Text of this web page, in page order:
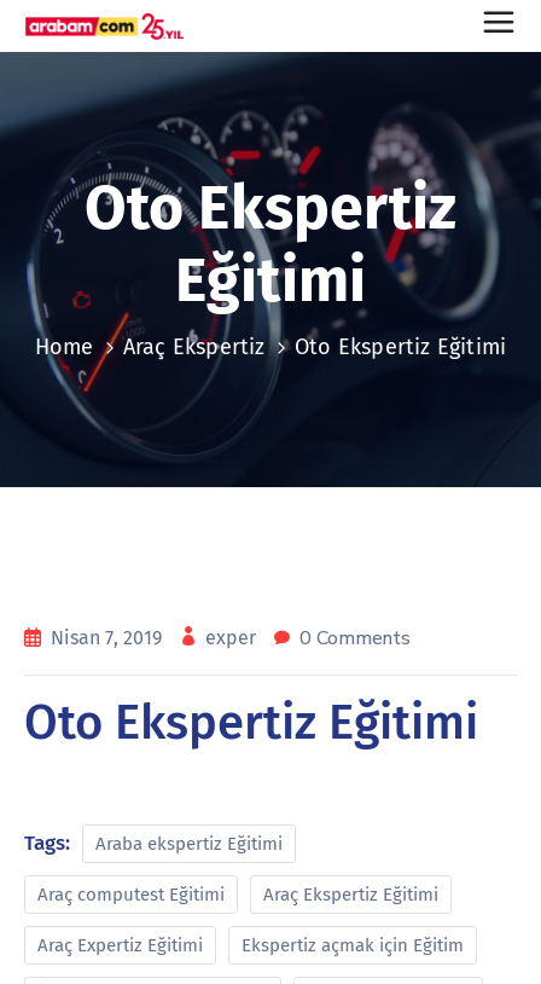
Oto Ekspertiz
Eğitimi
Home Araç Ekspertiz Oto Ekspertiz Eğitimi
Nisan 7, 2019 exper 0 Comments
Oto Ekspertiz Eğitimi
Tags: Araba ekspertiz Eğitimi
Araç computest Eğitimi Araç Ekspertiz Eğitimi
Araç Expertiz Eğitimi Ekspertiz açmak için Eğitim